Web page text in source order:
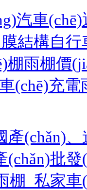
汽車
結構自
棚雨棚價
(chē)充
(chǎn)
批
棚_私家